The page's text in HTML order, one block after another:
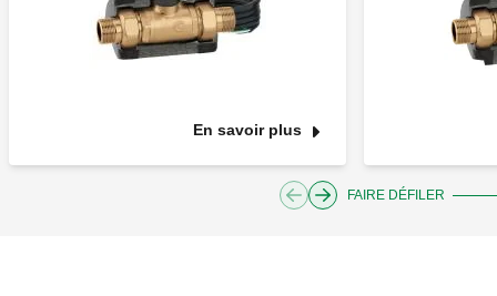
En savoir plus
FAIRE DÉFILER